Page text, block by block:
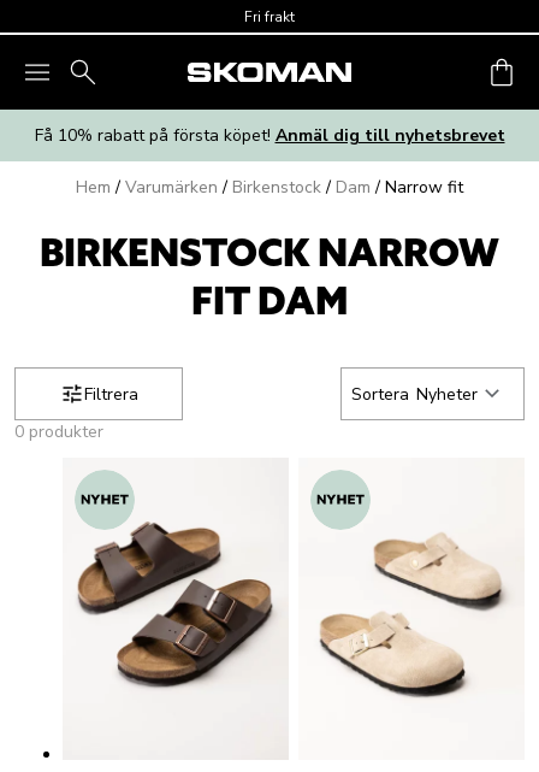
Fri frakt
Få 10% rabatt på första köpet! Anmäl dig till nyhetsbrevet
Hem / Varumärken / Birkenstock / Dam / Narrow fit
BIRKENSTOCK NARROW
FIT DAM
Filtrera Sortera Nyheter
0 produkter